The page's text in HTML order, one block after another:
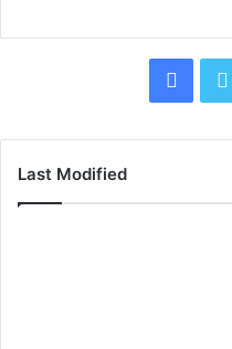
Last Modified